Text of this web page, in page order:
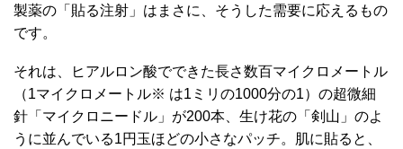
製薬の「貼る注射」はまさに、そうした需要に応えるもの
です。
それは、ヒアルロン酸でできた長さ数百マイクロメートル
（1マイクロメートル※ は1ミリの1000分の1）の超微細
針「マイクロニードル」が200本、生け花の「剣山」のよ
うに並んでいる1円玉ほどの小さなパッチ。肌に貼ると、